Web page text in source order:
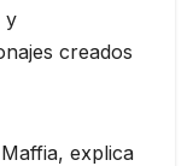
y
creados
explica